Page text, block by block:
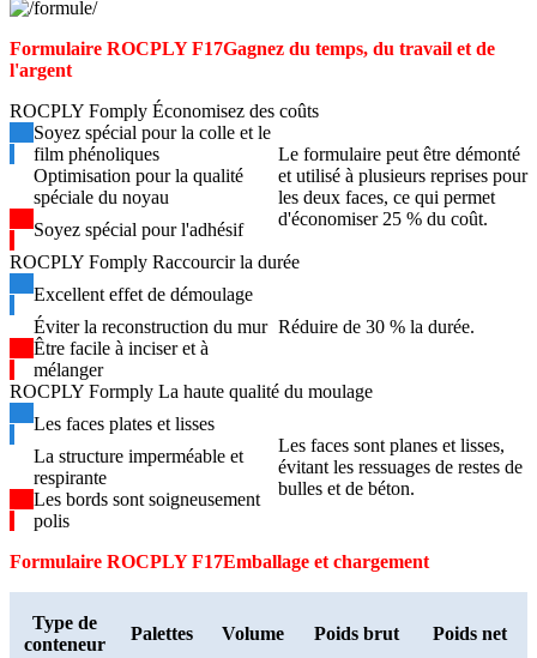
Formulaire ROCPLY F17Gagnez du temps, du travail et de
l'argent
ROCPLY Fomply Économisez des coûts
Soyez spécial pour la colle et le
film phénoliques
Le formulaire peut être démonté
et utilisé à plusieurs reprises pour
les deux faces, ce qui permet
d'économiser 25 % du coût.
Optimisation pour la qualité
spéciale du noyau
Soyez spécial pour l'adhésif
ROCPLY Fomply Raccourcir la durée
Excellent effet de démoulage
Réduire de 30 % la durée.
Éviter la reconstruction du mur
Être facile à inciser et à
mélanger
ROCPLY Formply La haute qualité du moulage
Les faces plates et lisses
Les faces sont planes et lisses,
évitant les ressuages ​​de restes de
bulles et de béton.
La structure imperméable et
respirante
Les bords sont soigneusement
polis
Formulaire ROCPLY F17Emballage et chargement
Type de
conteneur
Palettes Volume Poids brut Poids net